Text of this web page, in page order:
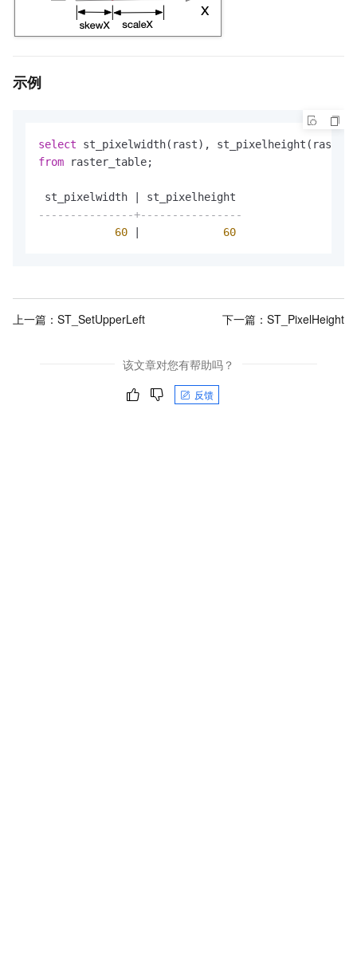
示例
select
from raster_table;
st_pixelwidth |
---------------+----------------
60
| 60
上一篇： ST_SetUpperLeft 下一篇： ST_PixelHeight
该文章对您有帮助吗？
反馈